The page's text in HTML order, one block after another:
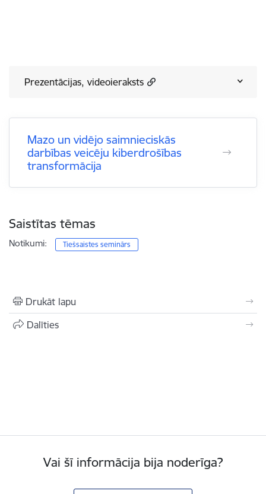
Prezentācijas, videoieraksts
Mazo un vidējo saimnieciskās
darbības veicēju kiberdrošības
transformācija
Saistītas tēmas
Notikumi: Tiešsaistes seminārs
Drukāt lapu
Dalīties
Vai šī informācija bija noderīga?